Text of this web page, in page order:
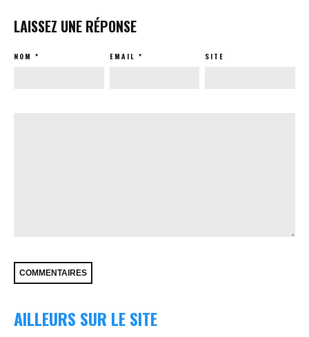
LAISSEZ UNE RÉPONSE
NOM * EMAIL * SITE
AILLEURS SUR LE SITE